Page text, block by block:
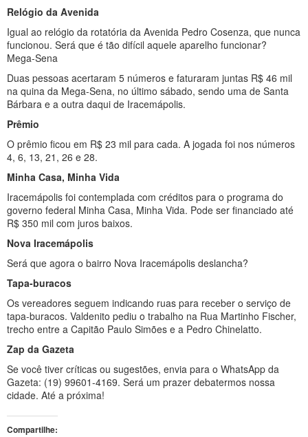
Relógio da Avenida
Igual ao relógio da rotatória da Avenida Pedro Cosenza, que nunca
funcionou. Será que é tão difícil aquele aparelho funcionar?
Mega-Sena
Duas pessoas acertaram 5 números e faturaram juntas R$ 46 mil
na quina da Mega-Sena, no último sábado, sendo uma de Santa
Bárbara e a outra daqui de Iracemápolis.
Prêmio
O prêmio ficou em R$ 23 mil para cada. A jogada foi nos números
4, 6, 13, 21, 26 e 28.
Minha Casa, Minha Vida
Iracemápolis foi contemplada com créditos para o programa do
governo federal Minha Casa, Minha Vida. Pode ser financiado até
R$ 350 mil com juros baixos.
Nova Iracemápolis
Será que agora o bairro Nova Iracemápolis deslancha?
Tapa-buracos
Os vereadores seguem indicando ruas para receber o serviço de
tapa-buracos. Valdenito pediu o trabalho na Rua Martinho Fischer,
trecho entre a Capitão Paulo Simões e a Pedro Chinelatto.
Zap da Gazeta
Se você tiver críticas ou sugestões, envia para o WhatsApp da
Gazeta: (19) 99601-4169. Será um prazer debatermos nossa
cidade. Até a próxima!
Compartilhe: